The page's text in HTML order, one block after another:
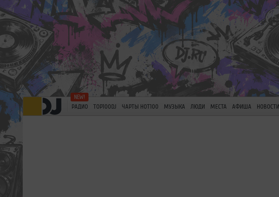
РАДИО TOP100DJ ЧАРТЫ HOT100 МУЗЫКА ЛЮДИ МЕСТА АФИША НОВОСТИ